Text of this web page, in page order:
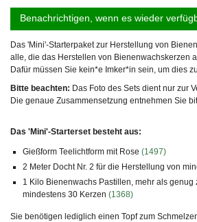
Benachrichtigen, wenn es wieder
Das 'Mini'-Starterpaket zur Herstellung von
alle, die das Herstellen von Bienenwachskerzen
Dafür müssen Sie kein*e Imker*in sein, um dies
Bitte beachten: Das Foto des Sets dient nur zur
Die genaue Zusammensetzung entnehmen Sie
Das 'Mini'-Starterset besteht aus:
Gießform Teelichtform mit Rose (1497)
2 Meter Docht Nr. 2 für die Herstellung von
1 Kilo Bienenwachs Pastillen, mehr als genug
mindestens 30 Kerzen (1368)
Sie benötigen lediglich einen Topf zum